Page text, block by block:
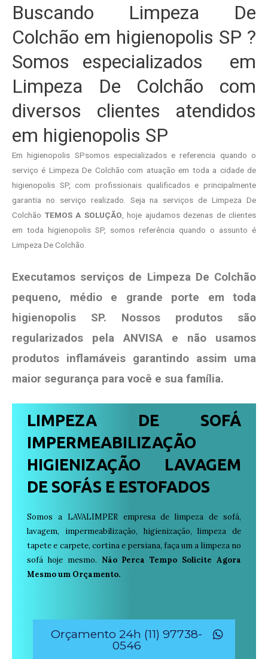
Buscando Limpeza De
Colchão em higienopolis SP ?
Somos especializados em
Limpeza De Colchão com
diversos clientes atendidos
em higienopolis SP
Em higienopolis SPsomos especializados e referencia quando o
serviço é Limpeza De Colchão com atuação em toda a cidade de
higienopolis SP, com profissionais qualificados e principalmente
garantia no serviço realizado. Seja na serviços de Limpeza De
Colchão TEMOS A SOLUÇÃO , hoje ajudamos dezenas de clientes
em toda higienopolis SP, somos referência quando o assunto é
Limpeza De Colchão.
Executamos serviços de Limpeza De Colchão
pequeno, médio e grande porte em toda
higienopolis SP. Nossos produtos são
regularizados pela ANVISA e não usamos
produtos inflamáveis garantindo assim uma
maior segurança para você e sua família.
LIMPEZA DE SOFÁ
IMPERMEABILIZAÇÃO
HIGIENIZAÇÃO LAVAGEM
DE SOFÁS E ESTOFADOS
Somos a LAVALIMPER empresa de limpeza de sofá,
lavagem, impermeabilização, higienização, limpeza de
tapete e carpete, cortina e persiana, faça um a limpeza no
sofá hoje mesmo. Não Perca Tempo Solicite Agora
Mesmo um Orçamento.
Orçamento 24h (11) 97738-
0546